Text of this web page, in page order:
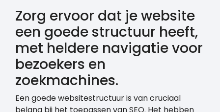
Zorg ervoor dat je website
een goede structuur heeft,
met heldere navigatie voor
bezoekers en
zoekmachines.
Een goede websitestructuur is van cruciaal
belang bij het toepassen van SEO. Het hebben